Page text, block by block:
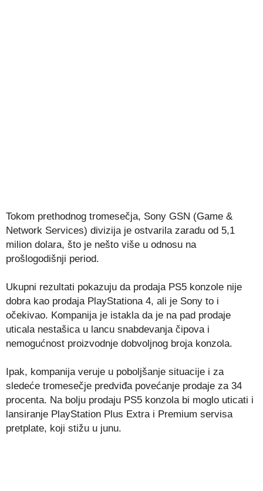
Tokom prethodnog tromesečja, Sony GSN (Game &
Network Services) divizija je ostvarila zaradu od 5,1
milion dolara, što je nešto više u odnosu na
prošlogodišnji period.
Ukupni rezultati pokazuju da prodaja PS5 konzole nije
dobra kao prodaja PlayStationa 4, ali je Sony to i
očekivao. Kompanija je istakla da je na pad prodaje
uticala nestašica u lancu snabdevanja čipova i
nemogućnost proizvodnje dobvoljnog broja konzola.
Ipak, kompanija veruje u poboljšanje situacije i za
sledeće tromesečje predviđa povećanje prodaje za 34
procenta. Na bolju prodaju PS5 konzola bi moglo uticati i
lansiranje PlayStation Plus Extra i Premium servisa
pretplate, koji stižu u junu.